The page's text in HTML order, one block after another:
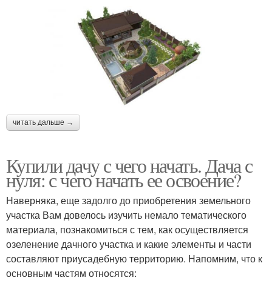
читать дальше →
Купили дачу с чего начать. Дача с
нуля: с чего начать ее освоение?
Наверняка, еще задолго до приобретения земельного
участка Вам довелось изучить немало тематического
материала, познакомиться с тем, как осуществляется
озеленение дачного участка и какие элементы и части
составляют приусадебную территорию. Напомним, что к
основным частям относятся: